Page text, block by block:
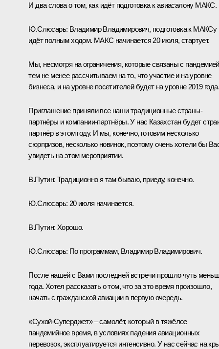
И два слова о том, как идёт подготовка к авиасалону МАКС.
Ю.Слюсарь: Владимир Владимирович, подготовка к МАКСу
идёт полным ходом. МАКС начинается 20 июля, стартует.
Мы, несмотря на ограничения, которые связаны с
тем не менее рассчитываем на то, что участие и на уровне
бизнеса, и на уровне посетителей будет на уровне 2019 года.
Приглашение приняли все наши традиционные страны-
партнёры и компании-партнёры. У нас Казахстан будет
партнёр в этом году. И мы, конечно, готовим несколько
сюрпризов, несколько новинок, поэтому очень хотели бы
увидеть на этом мероприятии.
В.Путин: Традиционно я там бываю, приеду, конечно.
Ю.Слюсарь: 20 июля начинается.
В.Путин: Хорошо.
Ю.Слюсарь: По программам, Владимир Владимирович.
После нашей с Вами последней встречипрошло чуть
года. Хотел рассказать о том, что за это время произошло,
начать с гражданской авиации в первую очередь.
«Сухой-Суперджет» – самолёт, который в тяжёлое
пандемийное время, в условиях падения авиационных
перевозок, эксплуатируется интенсивно. У нас сейчас на